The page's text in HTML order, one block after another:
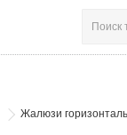
Жалюзи